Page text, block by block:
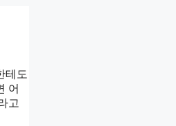
테도
어
고